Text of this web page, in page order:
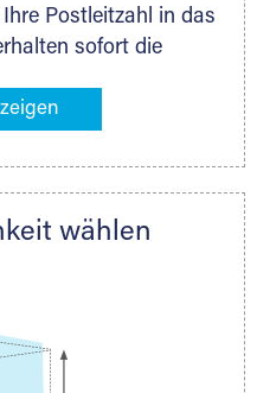
Postleitzahl in das
sofort die
Nähe. An zahlreichen
es Extraraum noch
und besprechen alles
wählen